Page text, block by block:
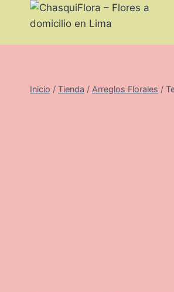
Inicio / Tienda / Arreglos Florales /